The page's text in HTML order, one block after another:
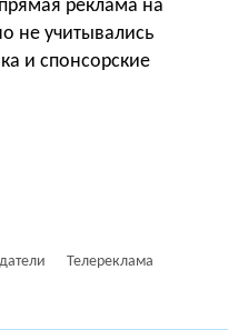
реклама на
не учитывались
и спонсорские
Телереклама